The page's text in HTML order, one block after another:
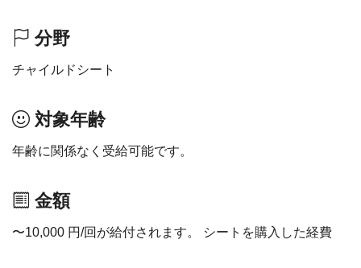
分野
チャイルドシート
対象年齢
年齢に関係なく受給可能です。
金額
〜10,000 円/回が給付されます。 シートを購入した経費